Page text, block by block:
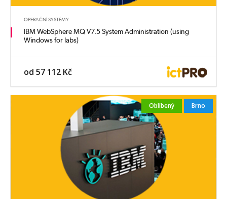
OPERAČNÍ SYSTÉMY
IBM WebSphere MQ V7.5 System Administration (using
Windows for labs)
od 57 112 Kč
Oblíbený Brno